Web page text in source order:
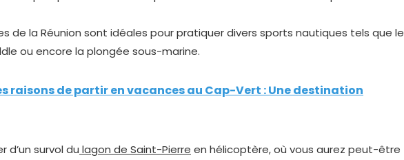
de la Réunion sont idéales pour pratiquer divers sports nautiques tels que le
ou encore la plongée sous-marine.
raisons de partir en vacances au Cap-Vert : Une destination
survol du lagon de Saint-Pierre en hélicoptère, où vous aurez peut-être